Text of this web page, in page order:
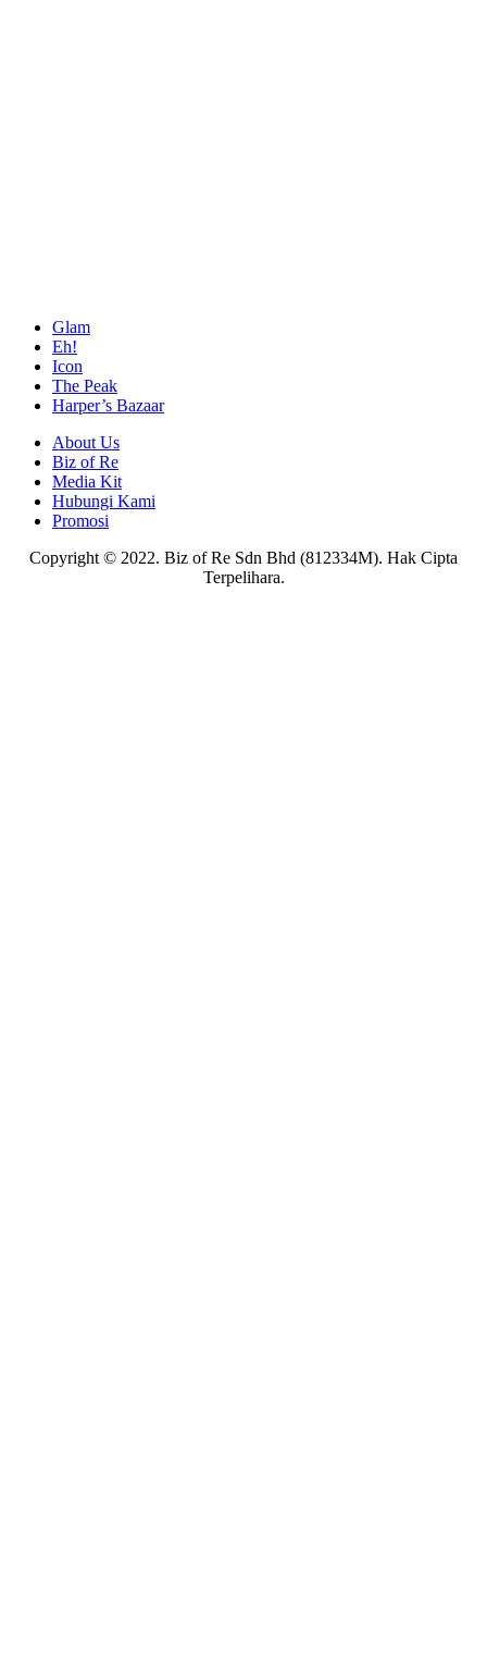
Glam
Eh!
Icon
The Peak
Harper’s Bazaar
About Us
Biz of Re
Media Kit
Hubungi Kami
Promosi
Copyright © 2022. Biz of Re Sdn Bhd (812334M). Hak Cipta
Terpelihara.